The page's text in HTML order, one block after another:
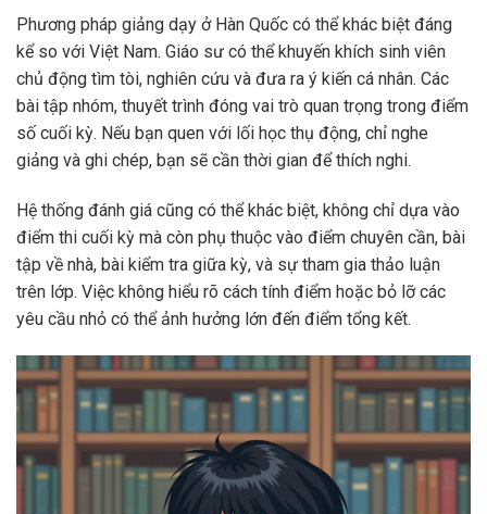
Phương pháp giảng dạy ở Hàn Quốc có thể khác biệt đáng
kể so với Việt Nam. Giáo sư có thể khuyến khích sinh viên
chủ động tìm tòi, nghiên cứu và đưa ra ý kiến cá nhân. Các
bài tập nhóm, thuyết trình đóng vai trò quan trọng trong điểm
số cuối kỳ. Nếu bạn quen với lối học thụ động, chỉ nghe
giảng và ghi chép, bạn sẽ cần thời gian để thích nghi.
Hệ thống đánh giá cũng có thể khác biệt, không chỉ dựa vào
điểm thi cuối kỳ mà còn phụ thuộc vào điểm chuyên cần, bài
tập về nhà, bài kiểm tra giữa kỳ, và sự tham gia thảo luận
trên lớp. Việc không hiểu rõ cách tính điểm hoặc bỏ lỡ các
yêu cầu nhỏ có thể ảnh hưởng lớn đến điểm tổng kết.